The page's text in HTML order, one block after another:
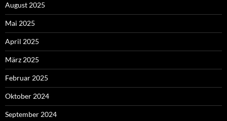
August 2025
Mai 2025
April 2025
März 2025
Februar 2025
Oktober 2024
September 2024